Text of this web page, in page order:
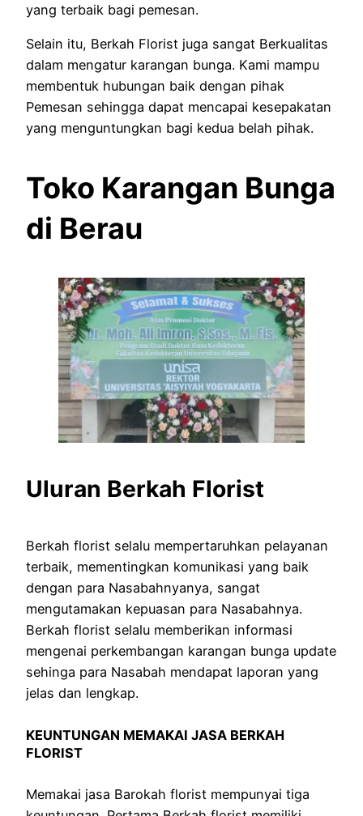
yang terbaik bagi pemesan.
Selain itu, Berkah Florist juga sangat Berkualitas
dalam mengatur karangan bunga. Kami mampu
membentuk hubungan baik dengan pihak
Pemesan sehingga dapat mencapai kesepakatan
yang menguntungkan bagi kedua belah pihak.
Toko Karangan Bunga
di Berau
Uluran Berkah Florist
Berkah florist selalu mempertaruhkan pelayanan
terbaik, mementingkan komunikasi yang baik
dengan para Nasabahnyanya, sangat
mengutamakan kepuasan para Nasabahnya.
Berkah florist selalu memberikan informasi
mengenai perkembangan karangan bunga update
sehinga para Nasabah mendapat laporan yang
jelas dan lengkap.
KEUNTUNGAN MEMAKAI JASA BERKAH
FLORIST
Memakai jasa Barokah florist mempunyai tiga